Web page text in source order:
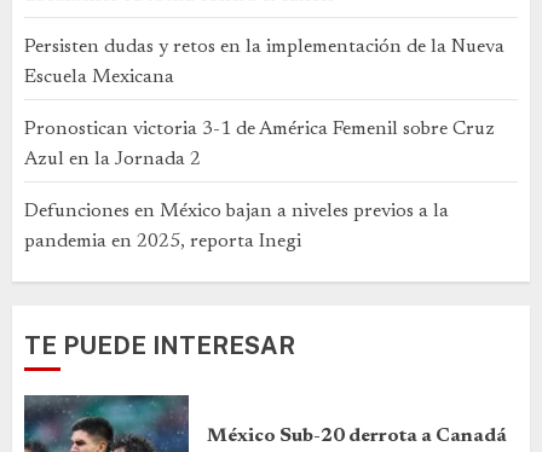
Persisten dudas y retos en la implementación de la Nueva
Escuela Mexicana
Pronostican victoria 3-1 de América Femenil sobre Cruz
Azul en la Jornada 2
Defunciones en México bajan a niveles previos a la
pandemia en 2025, reporta Inegi
TE PUEDE INTERESAR
México Sub-20 derrota a Canadá